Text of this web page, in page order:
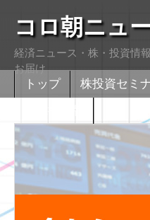
コロ朝ニュ
経済ニュース・株・投資情
お届け
トップ 株投資セミ